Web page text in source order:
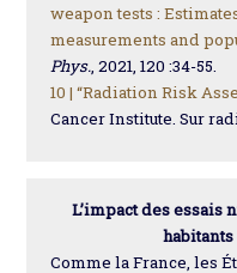
weapon tests :
measurements and
Phys., 2021, 120 :34-55.
10 | “Radiation Risk
Cancer Institute. Sur
L’impact des essais
Comme la France, les